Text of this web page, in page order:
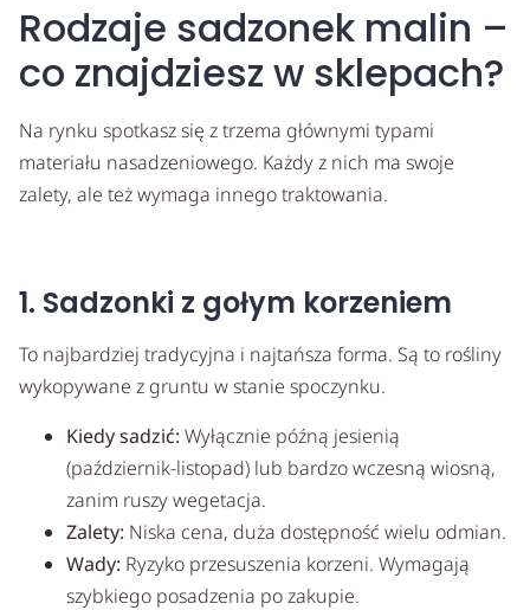
Rodzaje sadzonek malin –
co znajdziesz w sklepach?
Na rynku spotkasz się z trzema głównymi typami
materiału nasadzeniowego. Każdy z nich ma swoje
zalety, ale też wymaga innego traktowania.
1. Sadzonki z gołym korzeniem
To najbardziej tradycyjna i najtańsza forma. Są to rośliny
wykopywane z gruntu w stanie spoczynku.
Kiedy sadzić: Wyłącznie późną jesienią
(październik-listopad) lub bardzo wczesną wiosną,
zanim ruszy wegetacja.
Zalety: Niska cena, duża dostępność wielu odmian.
Wady: Ryzyko przesuszenia korzeni. Wymagają
szybkiego posadzenia po zakupie.